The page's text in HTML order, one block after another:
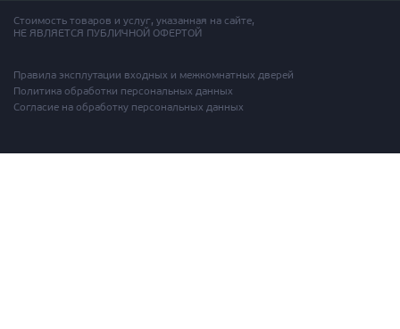
Стоимость товаров и услуг, указанная на сайте,
НЕ ЯВЛЯЕТСЯ ПУБЛИЧНОЙ ОФЕРТОЙ
Правила эксплутации входных и межкомнатных дверей
Политика обработки персональных данных
Согласие на обработку персональных данных